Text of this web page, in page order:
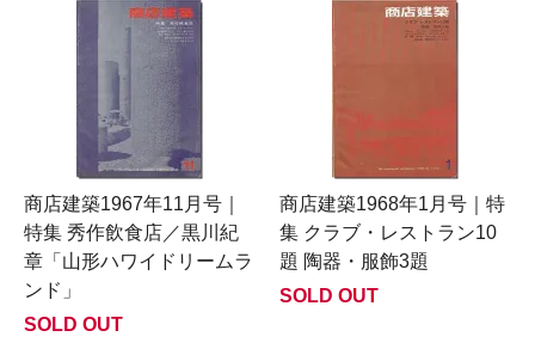
商店建築1967年11月号｜
特集 秀作飲食店／黒川紀
章「山形ハワイドリームラ
ンド」
SOLD OUT
商店建築1968年1月号｜特
集 クラブ・レストラン10
題 陶器・服飾3題
SOLD OUT